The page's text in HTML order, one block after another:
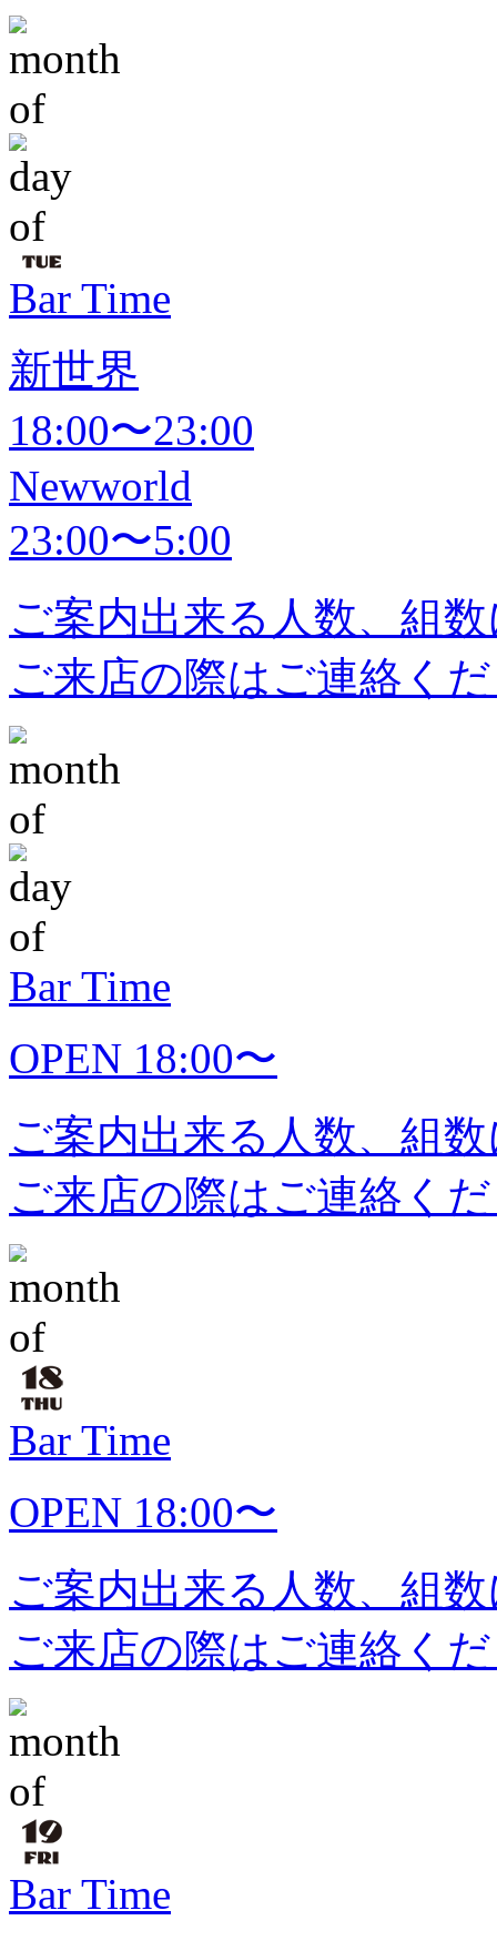
Bar Time
新世界
18:00〜23:00
Newworld
23:00〜5:00
ご案内出来る人数、組
ご来店の際はご連絡く
Bar Time
OPEN 18:00〜
ご案内出来る人数、組
ご来店の際はご連絡く
Bar Time
OPEN 18:00〜
ご案内出来る人数、組
ご来店の際はご連絡く
Bar Time